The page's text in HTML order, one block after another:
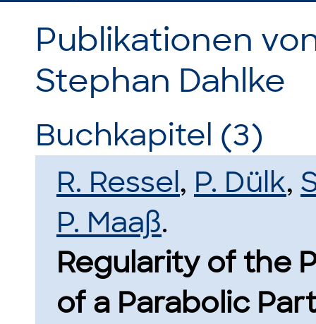
Publikationen
Stephan Dahlke
Buchkapitel (3)
R. Ressel, P. Dülk,
P. Maaß.
Regularity of the
of a Parabolic